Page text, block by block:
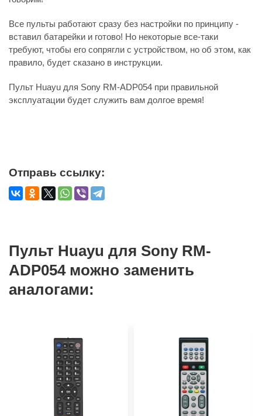
Все пульты работают сразу без настройки по принципу -
вставил батарейки и готово! Но некоторые все-таки
требуют, чтобы его сопрягли с устройством, но об этом, как
правило, будет сказано в инструкции.
Пульт Huayu для Sony RM-ADP054 при правильной
эксплуатации будет служить вам долгое время!
Отправь ссылку:
Пульт Huayu для Sony RM-
ADP054 можно заменить
аналогами: